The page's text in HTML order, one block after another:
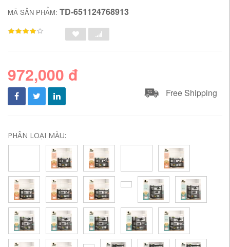
MÃ SẢN PHẨM: TD-651124768913
972,000 đ
Free Shipping
PHÂN LOẠI MÀU: